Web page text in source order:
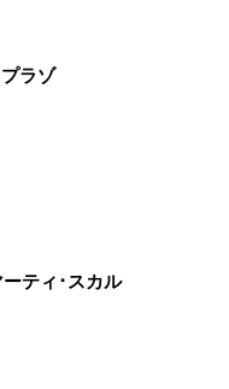
ラゾ
ーティ･スカル